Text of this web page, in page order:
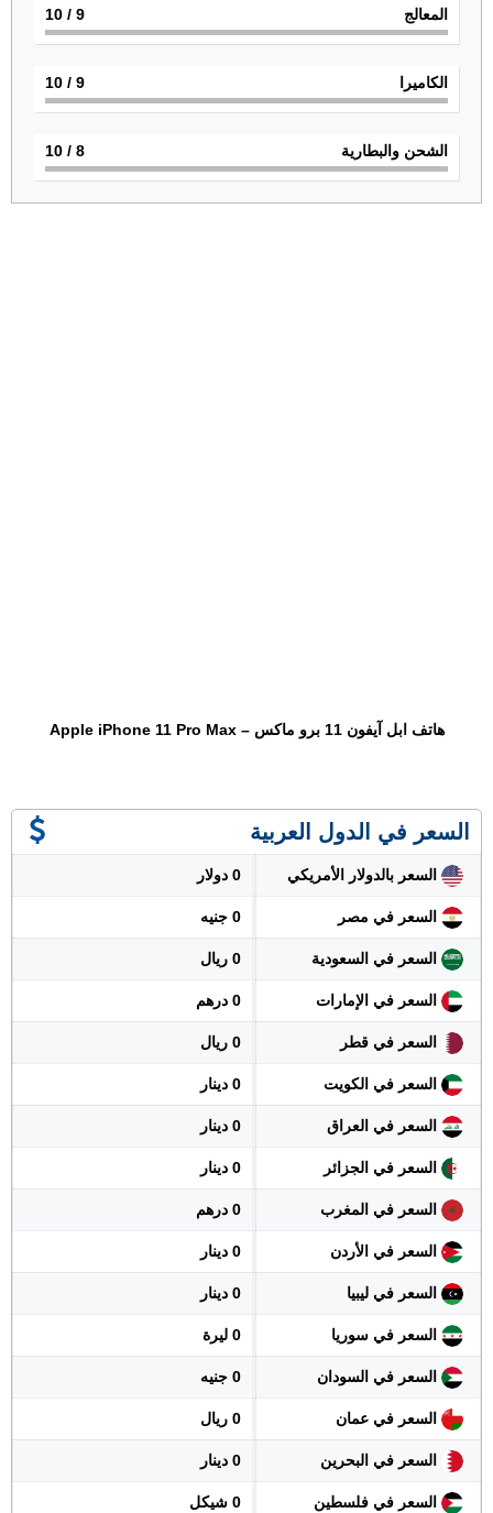
المعالج 9
/ 10
الكاميرا 9
/ 10
الشحن والبطارية 8
/ 10
هاتف ابل آيفون 11 برو ماكس – Apple iPhone 11 Pro Max
السعر في الدول العربية
السعر بالدولار الأمريكي 0 دولار
السعر في مصر 0 جنيه
السعر في السعودية 0 ريال
السعر في الإمارات 0 درهم
السعر في قطر 0 ريال
السعر في الكويت 0 دينار
السعر في العراق 0 دينار
السعر في الجزائر 0 دينار
السعر في المغرب 0 درهم
السعر في الأردن 0 دينار
السعر في ليبيا 0 دينار
السعر في سوريا 0 ليرة
السعر في السودان 0 جنيه
السعر في عمان 0 ريال
السعر في البحرين 0 دينار
السعر في فلسطين 0 شيكل